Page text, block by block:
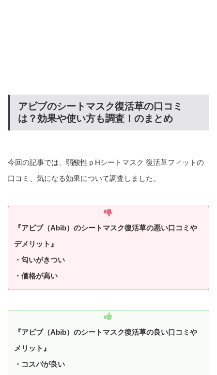
アビブのシートマスク復活草の口コミ
は？効果や使い方も調査！のまとめ
今回の記事では、弱酸性ｐHシートマスク 復活草フィットの
口コミ、気になる効果について調査しました。
『アビブ（Abib）のシートマスク復活草の悪い口コミや
デメリット』
・匂いがきつい
・価格が高い
『アビブ（Abib）のシートマスク復活草の良い口コミや
メリット』
・コスパが良い